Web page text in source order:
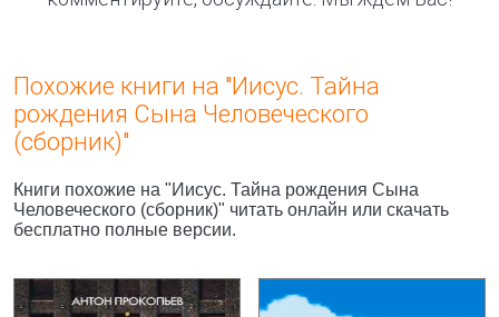
Похожие книги на "Иисус. Тайна
рождения Сына Человеческого
(сборник)"
Книги похожие на "Иисус. Тайна рождения Сына
Человеческого (сборник)" читать онлайн или скачать
бесплатно полные версии.